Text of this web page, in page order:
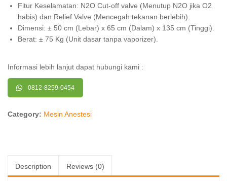
Fitur Keselamatan: N2O Cut-off valve (Menutup N2O jika O2
habis) dan Relief Valve (Mencegah tekanan berlebih).
Dimensi: ± 50 cm (Lebar) x 65 cm (Dalam) x 135 cm (Tinggi).
Berat: ± 75 Kg (Unit dasar tanpa vaporizer).
Informasi lebih lanjut dapat hubungi kami :
0812-8259-0454
Category: Mesin Anestesi
Description Reviews (0)